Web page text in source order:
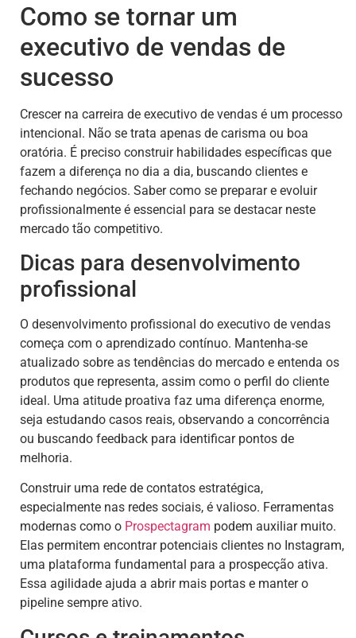
Como se tornar um
executivo de vendas de
sucesso
Crescer na carreira de executivo de vendas é um processo
intencional. Não se trata apenas de carisma ou boa
oratória. É preciso construir habilidades específicas que
fazem a diferença no dia a dia, buscando clientes e
fechando negócios. Saber como se preparar e evoluir
profissionalmente é essencial para se destacar neste
mercado tão competitivo.
Dicas para desenvolvimento
profissional
O desenvolvimento profissional do executivo de vendas
começa com o aprendizado contínuo. Mantenha-se
atualizado sobre as tendências do mercado e entenda os
produtos que representa, assim como o perfil do cliente
ideal. Uma atitude proativa faz uma diferença enorme,
seja estudando casos reais, observando a concorrência
ou buscando feedback para identificar pontos de
melhoria.
Construir uma rede de contatos estratégica,
especialmente nas redes sociais, é valioso. Ferramentas
modernas como o Prospectagram podem auxiliar muito.
Elas permitem encontrar potenciais clientes no Instagram,
uma plataforma fundamental para a prospecção ativa.
Essa agilidade ajuda a abrir mais portas e manter o
pipeline sempre ativo.